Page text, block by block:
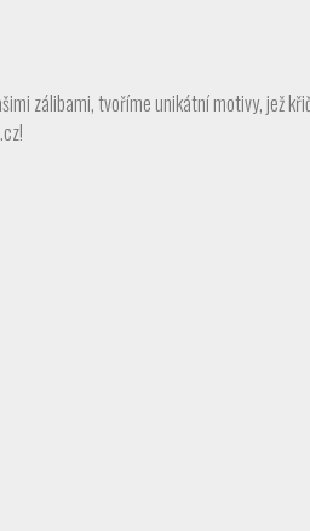
zálibami, tvoříme unikátní motivy,